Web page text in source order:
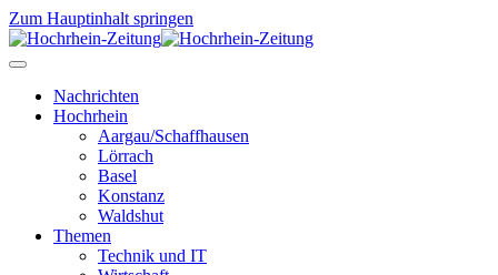
Zum Hauptinhalt springen
Nachrichten
Hochrhein
Aargau/Schaffhausen
Lörrach
Basel
Konstanz
Waldshut
Themen
Technik und IT